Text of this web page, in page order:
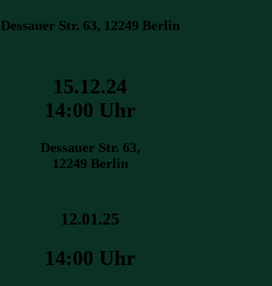
Dessauer Str. 63, 12249 Berlin
15.12.24
14:00 Uhr
Dessauer Str. 63,
12249 Berlin
12.01.25
14:00 Uhr